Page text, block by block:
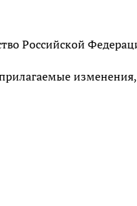
Российской